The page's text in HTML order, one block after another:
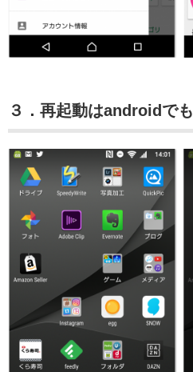
３．再起動はandroidでも